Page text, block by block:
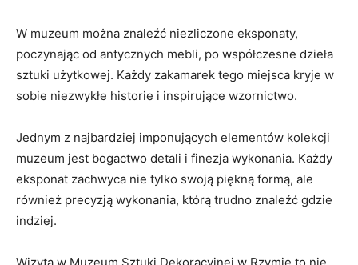
W muzeum można znaleźć niezliczone⁣ eksponaty,
⁣poczynając od‍ antycznych mebli, po ‌współczesne dzieła​
sztuki​ użytkowej. Każdy ‌zakamarek tego miejsca ⁣kryje w
sobie niezwykłe⁤ historie i⁢ inspirujące wzornictwo.
Jednym⁣ z ⁤najbardziej imponujących elementów ⁣kolekcji
⁢muzeum ⁤jest bogactwo⁢ detali i ‌finezja wykonania. Każdy
⁣eksponat zachwyca nie tylko swoją piękną​ formą, ⁣ale
również precyzją‍ wykonania, ⁤którą ​trudno⁤ znaleźć gdzie
indziej.